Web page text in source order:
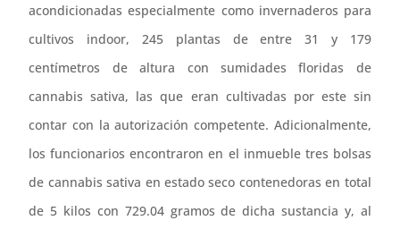
acondicionadas especialmente como invernaderos para
cultivos indoor, 245 plantas de entre 31 y 179
centímetros de altura con sumidades floridas de
cannabis sativa, las que eran cultivadas por este sin
contar con la autorización competente. Adicionalmente,
los funcionarios encontraron en el inmueble tres bolsas
de cannabis sativa en estado seco contenedoras en total
de 5 kilos con 729.04 gramos de dicha sustancia y, al